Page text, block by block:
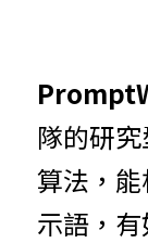
隊的研
算法，
示語，